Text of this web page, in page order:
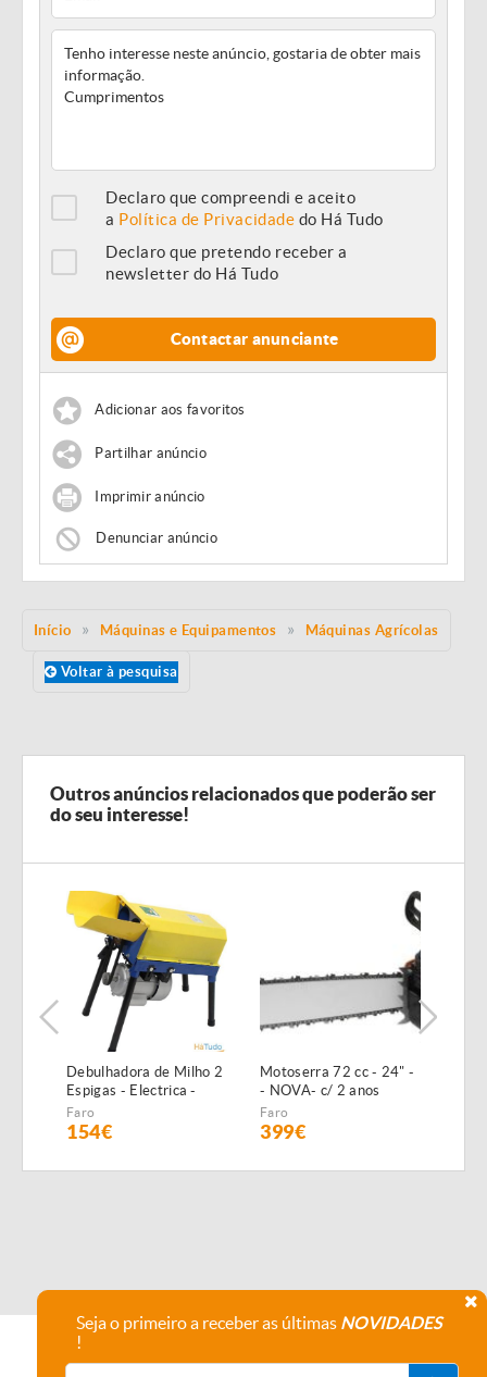
Declaro que compreendi e aceito
a Política de Privacidade do Há Tudo
Declaro que pretendo receber a
newsletter do Há Tudo
Contactar anunciante
Adicionar aos favoritos
Partilhar anúncio
Imprimir anúncio
Denunciar anúncio
Início Máquinas e Equipamentos Máquinas Agrícolas
Voltar à pesquisa
Outros anúncios relacionados que poderão ser
do seu interesse!
Debulhadora de Milho 2
Espigas - Electrica -
1100W - NOVA
Faro
154€
Motoserra 72 cc - 24" -
- NOVA- c/ 2 anos
Garantia
Faro
399€
Seja o primeiro a receber as últimas NOVIDADES
!